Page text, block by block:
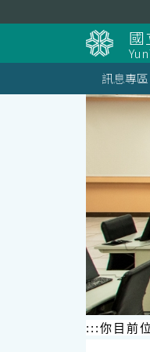
到
主
要
內
容
區
塊
訊息專區
:::你目前